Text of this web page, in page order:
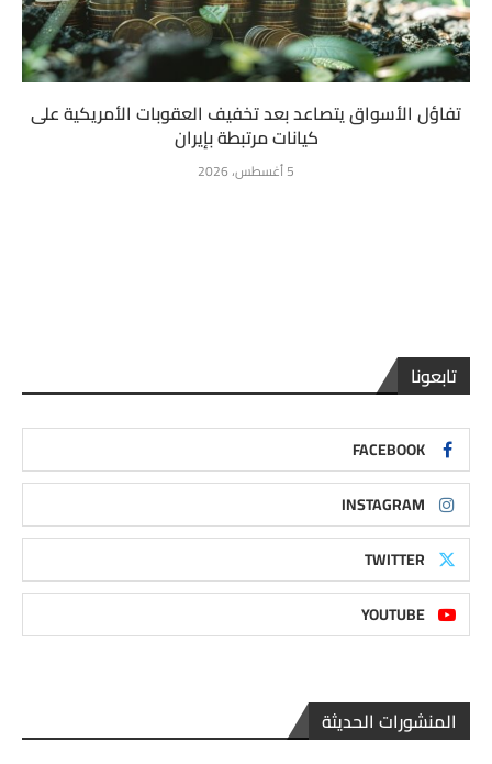
تفاؤل الأسواق يتصاعد بعد تخفيف العقوبات الأمريكية على
كيانات مرتبطة بإيران
5 أغسطس، 2026
تابعونا
FACEBOOK
INSTAGRAM
TWITTER
YOUTUBE
المنشورات الحديثة